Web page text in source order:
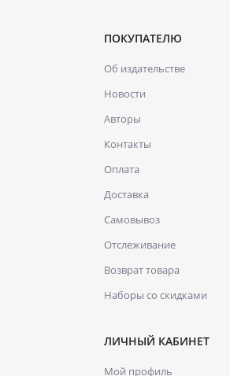
ПОКУПАТЕЛЮ
Об издательстве
Новости
Авторы
Контакты
Оплата
Доставка
Самовывоз
Отслеживание
Возврат товара
Наборы со скидками
ЛИЧНЫЙ КАБИНЕТ
Мой профиль